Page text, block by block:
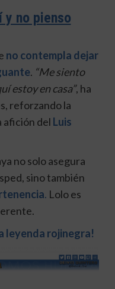
y no pienso
no contempla dejar
. “Me siento
estoy en casa”, ha
reforzando la
afición del Luis
no solo asegura
sino también
. Lolo es
leyenda rojinegra!